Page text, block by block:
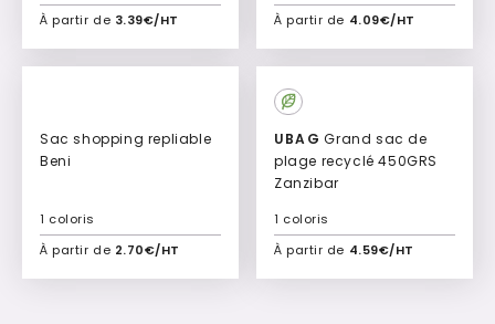
À partir de 3.39€/HT
Ajouter à mon devis
À partir de 4.09€/HT
Ajouter à mon devis
Sac shopping repliable
Beni
À partir de 2.70€/HT
1 coloris
Ajouter à mon devis
UBAG Grand sac de
plage recyclé 450GRS
Zanzibar
À partir de 4.59€/HT
1 coloris
Ajouter à mon devis